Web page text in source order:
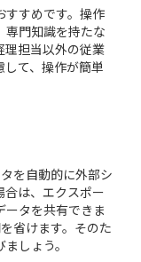
すすめです。操作
専門知識を持たな
理担当以外の従業
て、操作が簡単
を自動的に外部シ
合は、エクスポー
ータを共有できま
省けます。そのた
しょう。